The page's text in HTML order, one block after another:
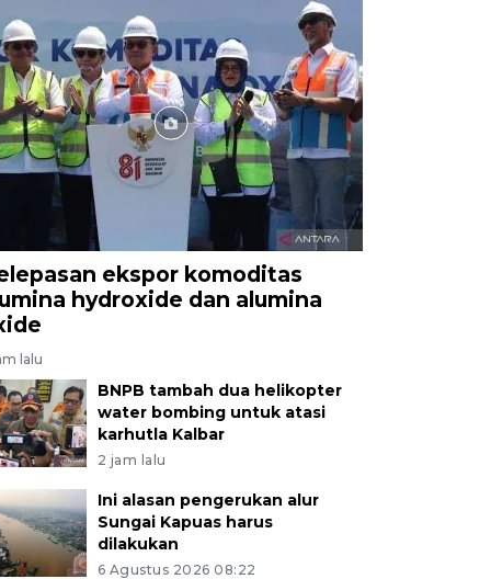
ekspor komoditas
hydroxide dan alumina
lalu
BNPB tambah dua helikopter
water bombing untuk atasi
karhutla Kalbar
2 jam lalu
Ini alasan pengerukan alur
Sungai Kapuas harus
dilakukan
6 Agustus 2026 08:22